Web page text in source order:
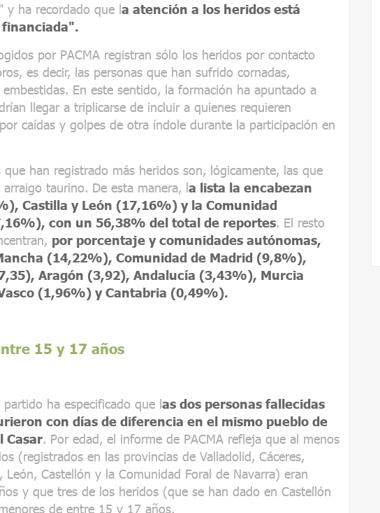
y ha recordado que la atención a los heridos está
por PACMA registran sólo los heridos por contacto
es decir, las personas que han sufrido cornadas,
En este sentido, la formación ha apuntado a
llegar a triplicarse de incluir a quienes requieren
caídas y golpes de otra índole durante la participación en
que han registrado más heridos son, lógicamente, las que
taurino. De esta manera, la lista la encabezan
Castilla y León (17,16%) y la Comunidad
con un 56,38% del total de reportes. El resto
por porcentaje y comunidades autónomas,
(14,22%), Comunidad de Madrid (9,8%),
Aragón (3,92), Andalucía (3,43%), Murcia
(1,96%) y Cantabria (0,49%).
15 y 17 años
ha especificado que las dos personas fallecidas
con días de diferencia en el mismo pueblo de
Casar. Por edad, el informe de PACMA refleja que al menos
(registrados en las provincias de Valladolid, Cáceres,
León, Castellón y la Comunidad Foral de Navarra) eran
y que tres de los heridos (que se han dado en Castellón
de entre 15 y 17 años.